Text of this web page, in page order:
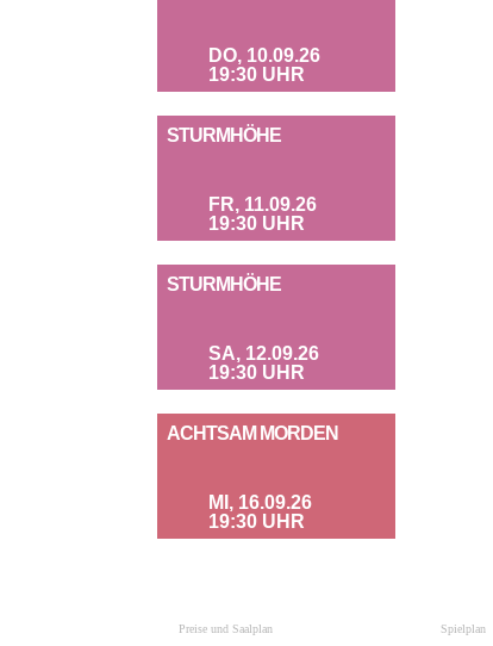
DO, 10.09.26
19:30 UHR
STURMHÖHE
FR, 11.09.26
19:30 UHR
STURMHÖHE
SA, 12.09.26
19:30 UHR
ACHTSAM MORDEN
MI, 16.09.26
19:30 UHR
Preise und Saalplan Spielplan